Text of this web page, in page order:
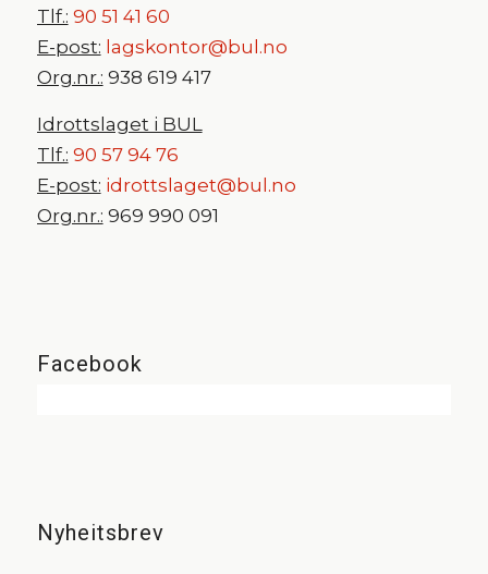
Tlf.: 90 51 41 60
E-post: lagskontor@bul.no
Org.nr.: 938 619 417
Idrottslaget i BUL
Tlf.: 90 57 94 76
E-post: idrottslaget@bul.no
Org.nr.: 969 990 091
Facebook
Nyheitsbrev